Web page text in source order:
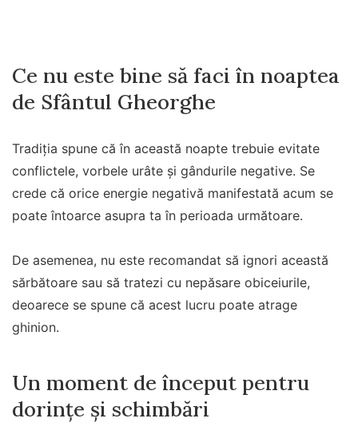
Ce nu este bine să faci în noaptea
de Sfântul Gheorghe
Tradiția spune că în această noapte trebuie evitate
conflictele, vorbele urâte și gândurile negative. Se
crede că orice energie negativă manifestată acum se
poate întoarce asupra ta în perioada următoare.
De asemenea, nu este recomandat să ignori această
sărbătoare sau să tratezi cu nepăsare obiceiurile,
deoarece se spune că acest lucru poate atrage
ghinion.
Un moment de început pentru
dorințe și schimbări